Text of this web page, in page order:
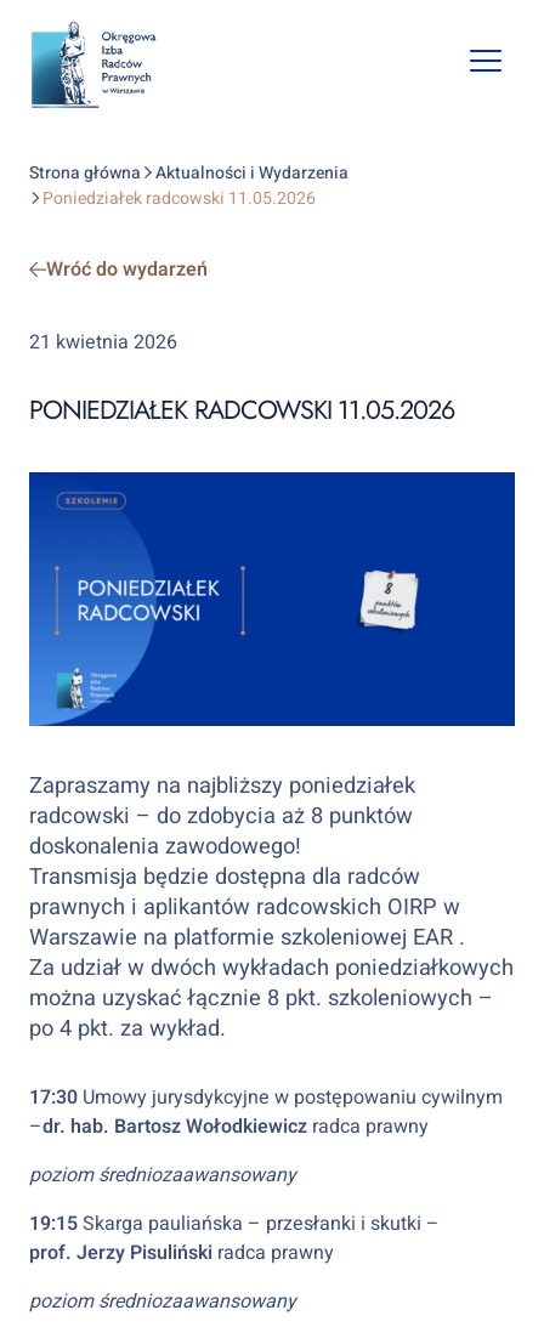
Open
Strona główna
Aktualności i Wydarzenia
Poniedziałek radcowski 11.05.2026
Wróć do wydarzeń
21 kwietnia 2026
PONIEDZIAŁEK RADCOWSKI 11.05.2026
Zapraszamy na najbliższy poniedziałek
radcowski – do zdobycia aż 8 punktów
doskonalenia zawodowego!
Transmisja będzie dostępna dla radców
prawnych i aplikantów radcowskich OIRP w
Warszawie na platformie szkoleniowej EAR .
Za udział w dwóch wykładach poniedziałkowych
można uzyskać łącznie 8️ pkt. szkoleniowych –
po 4️ pkt. za wykład.
17:30 Umowy jurysdykcyjne w postępowaniu cywilnym
–dr. hab. Bartosz Wołodkiewicz radca prawny
poziom średniozaawansowany
19:15Skarga pauliańska – przesłanki i skutki –
prof. Jerzy Pisuliński radca prawny
poziom średniozaawansowany